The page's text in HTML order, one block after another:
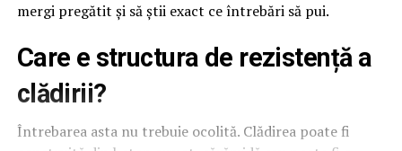
mergi pregătit și să știi exact ce întrebări să pui.
Care e structura de rezistență a
clădirii?
Întrebarea asta nu trebuie ocolită. Clădirea poate fi